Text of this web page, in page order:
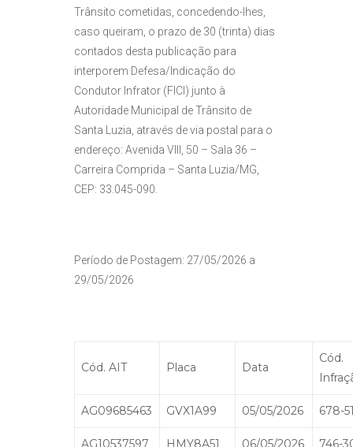
Trânsito cometidas, concedendo-lhes,
caso queiram, o prazo de 30 (trinta) dias
contados desta publicação para
interporem Defesa/Indicação do
Condutor Infrator (FICI) junto à
Autoridade Municipal de Trânsito de
Santa Luzia, através de via postal para o
endereço: Avenida VIII, 50 – Sala 36 –
Carreira Comprida – Santa Luzia/MG,
CEP: 33.045-090.
Período de Postagem: 27/05/2026 a
29/05/2026
Cód. AIT Placa Data
Cód.
AG09685463 GVX1A99 05/05/2026 678-
AG10537597 HMY8A51 06/05/2026 746-